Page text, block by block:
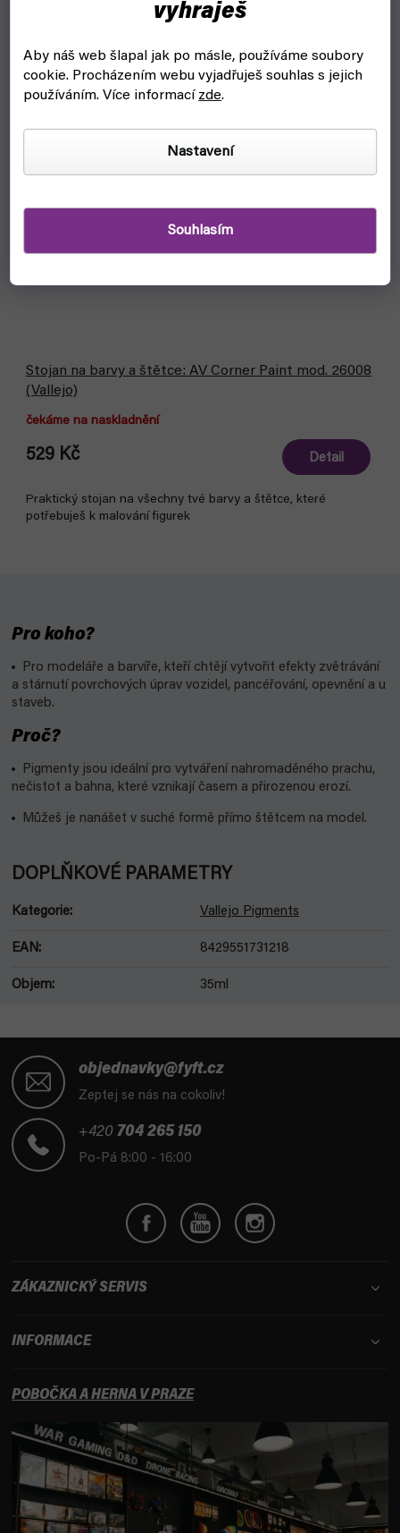
vyhraješ
Aby náš web šlapal jak po másle, používáme soubory
cookie. Procházením webu vyjadřuješ souhlas s jejich
používáním. Více informacízde.
Nastavení
Souhlasím
Stojan na barvy a štětce: AV Corner Paint mod. 26008
(Vallejo)
čekáme na naskladnění
529 Kč Detail
Praktický stojan na všechny tvé barvy a štětce, které
potřebuješ k malování figurek
Pro koho?
Pro modeláře a barvíře, kteří chtějí vytvořit efekty zvětrávání
a stárnutí povrchových úprav vozidel, pancéřování, opevnění a u
staveb.
Proč?
Pigmenty jsou ideální pro vytváření nahromaděného prachu,
nečistot a bahna, které vznikají časem a přirozenou erozí.
Můžeš je nanášet v suché formě přímo štětcem na model.
DOPLŇKOVÉ PARAMETRY
Kategorie: Vallejo Pigments
EAN: 8429551731218
Objem: 35ml
objednavky@fyft.cz
Zeptej se nás na cokoliv!
+420 704 265 150
Po-Pá 8:00 - 16:00
ZÁKAZNICKÝ SERVIS
INFORMACE
POBOČKA A HERNA V PRAZE